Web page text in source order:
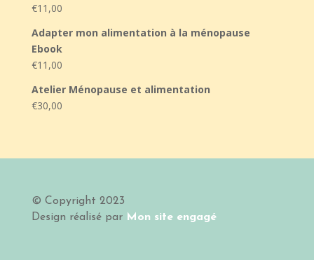
€11,00
Adapter mon alimentation à la ménopause
Ebook
€11,00
Atelier Ménopause et alimentation
€30,00
© Copyright 2023
Design réalisé par Mon site engagé